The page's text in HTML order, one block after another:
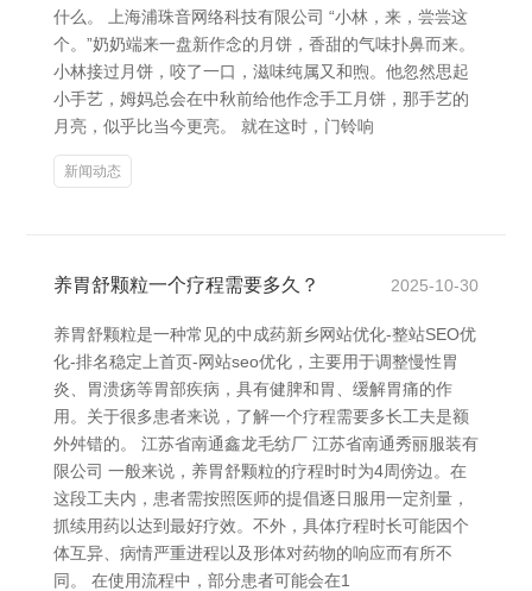
什么。 上海浦珠音网络科技有限公司 “小林，来，尝尝这
个。”奶奶端来一盘新作念的月饼，香甜的气味扑鼻而来。
小林接过月饼，咬了一口，滋味纯属又和煦。他忽然思起
小手艺，姆妈总会在中秋前给他作念手工月饼，那手艺的
月亮，似乎比当今更亮。 就在这时，门铃响
新闻动态
养胃舒颗粒一个疗程需要多久？ 2025-10-30
养胃舒颗粒是一种常见的中成药新乡网站优化-整站SEO优
化-排名稳定上首页-网站seo优化，主要用于调整慢性胃
炎、胃溃疡等胃部疾病，具有健脾和胃、缓解胃痛的作
用。关于很多患者来说，了解一个疗程需要多长工夫是额
外舛错的。 江苏省南通鑫龙毛纺厂 江苏省南通秀丽服装有
限公司 一般来说，养胃舒颗粒的疗程时时为4周傍边。在
这段工夫内，患者需按照医师的提倡逐日服用一定剂量，
抓续用药以达到最好疗效。不外，具体疗程时长可能因个
体互异、病情严重进程以及形体对药物的响应而有所不
同。 在使用流程中，部分患者可能会在1